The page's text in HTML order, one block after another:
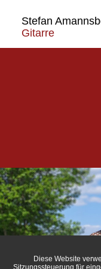
Stefan
Gitarre
Diese Website
Sitzungssteuerung für